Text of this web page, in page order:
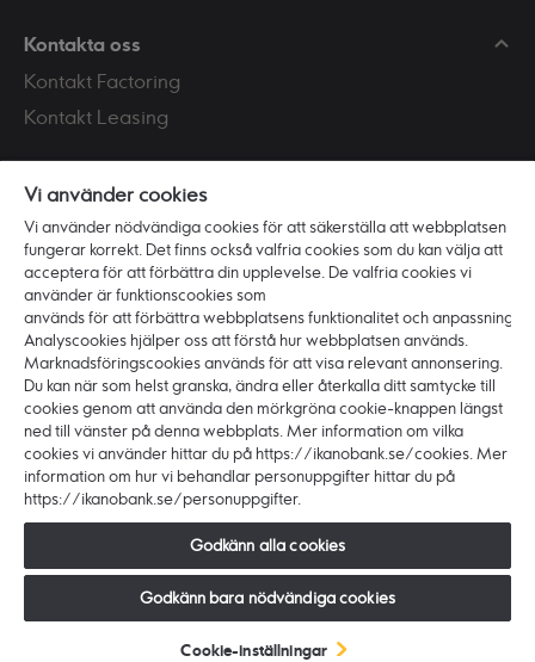
Kontakta oss
Kontakt Factoring
Kontakt Leasing
Om cookies
Vi är Ikano Bank
Om banken
Karriär
Press
Copyright © 2024 Ikano Bank. Alla rättigheter
förbehålls. Ikano Bank AB (publ) - Organisationsnr:
516406-0922.
Vi använder cookies
Vi använder nödvändiga cookies för att säkerställa att webbplatsen
fungerar korrekt. Det finns också valfria cookies som du kan välja att
acceptera för att förbättra din upplevelse. De valfria cookies vi
använder är funktionscookies som
används för att förbättra webbplatsens funktionalitet och anpassning.
Analyscookies hjälper oss att förstå hur webbplatsen används.
Marknadsföringscookies används för att visa relevant annonsering.
Du kan när som helst granska, ändra eller återkalla ditt samtycke till
cookies genom att använda den mörkgröna cookie-knappen längst
ned till vänster på denna webbplats. Mer information om vilka
cookies vi använder hittar du på https://ikanobank.se/cookies. Mer
information om hur vi behandlar personuppgifter hittar du på
https://ikanobank.se/personuppgifter.
Godkänn alla cookies
Godkänn bara nödvändiga cookies
Cookie-inställningar